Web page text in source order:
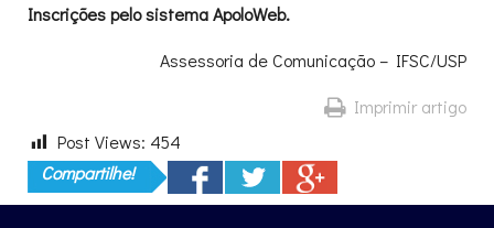
Inscrições pelo sistema ApoloWeb.
Assessoria de Comunicação – IFSC/USP
Imprimir artigo
Post Views: 454
Compartilhe!